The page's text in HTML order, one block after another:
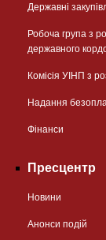
Державні
Робоча група з
державного
Комісія УІНП з
Надання
Фінанси
Пресцентр
Новини
Анонси подій